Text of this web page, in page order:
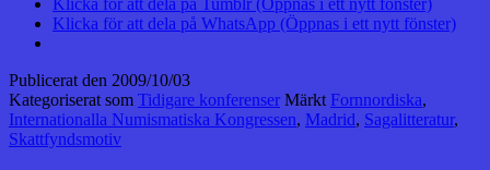
Klicka för att dela på Tumblr (Öppnas i ett nytt fönster)
Klicka för att dela på WhatsApp (Öppnas i ett nytt fönster)
Publicerat den 2009/10/03
Kategoriserat som Tidigare konferenser Märkt Fornnordiska,
Internationalla Numismatiska Kongressen, Madrid, Sagalitteratur,
Skattfyndsmotiv